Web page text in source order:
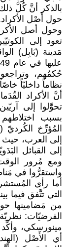
بالذكر أنَّ كُلَّ
حول أَصْل
وحول أصل
تعود إلى
مَدينة (بَابِل)
حُكمُهم،
نظاماً داخليّاً
أنَّ الأكراد
تحوَّلوا إلى
بسبب اختلاطهم
المُؤرِّخ الكُرديّ
إلى العرب، حيث
إلى القبائل
ومع مُرور
واستقرُّوا في
أما رأي
التي تتَّفق فيما
من مَضامينها
الفرضيّات:
مينورسكي، وأكَّد
أي الأَصْل